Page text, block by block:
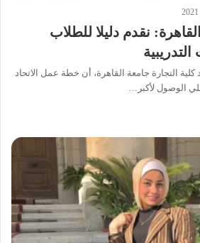
نقدم دليلا للطلاب
التجارة جامعة القاهرة، أن خطة عمل الاتحاد
الوصول لأكبر…